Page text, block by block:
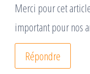
Merci pour cet
important pour nos
Répondre